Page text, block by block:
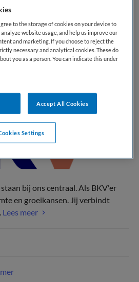
bij BKV is niet
staan enkele vergelijkbare
interessant zijn.
bij ons centraal. Als BKV'er
en groeikansen. Jij verbindt
Lees meer
to the storage of cookies on your device to
website usage, and help us improve our
and marketing. If you choose to reject the
necessary and analytical cookies. These do
you as a person. You can indicate this under
Accept All Cookies
Settings